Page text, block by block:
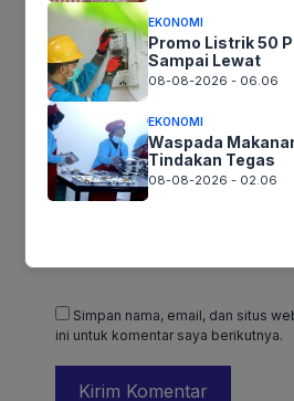
Email*
Situs Web
Simpan nama, email, dan situs
ini untuk komentar saya berikutnya.
EKONOMI
Promo Listrik 50
Sampai Lewat
08-08-2026 - 06.06
EKONOMI
Waspada
Tindakan Tegas
08-08-2026 - 02.06